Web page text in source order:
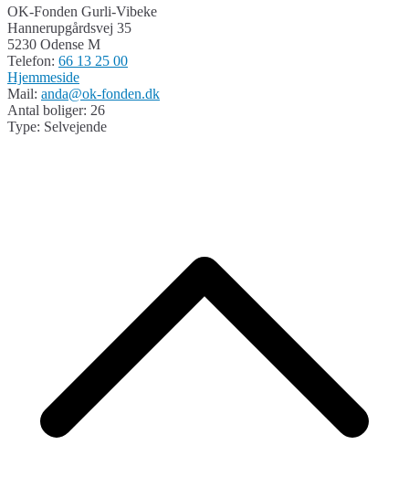
OK-Fonden Gurli-Vibeke
Hannerupgårdsvej 35
5230 Odense M
Telefon: 66 13 25 00
Hjemmeside
Mail: anda@ok-fonden.dk
Antal boliger: 26
Type: Selvejende